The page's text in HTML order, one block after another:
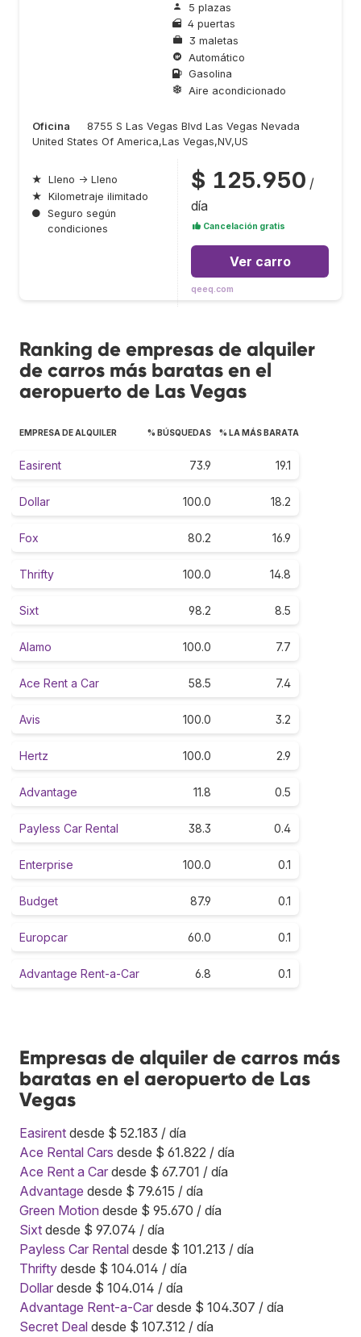
5 plazas
4 puertas
3 maletas
Automático
Gasolina
Aire acondicionado
Oficina
8755 S Las Vegas Blvd Las Vegas Nevada
United States Of America,Las Vegas,NV,US
★ Lleno → Lleno
★ Kilometraje ilimitado
● Seguro según
condiciones
$ 125.950 /
día
Cancelación gratis
Ver carro
qeeq.com
Ranking de empresas de alquiler
de carros más baratas en el
aeropuerto de Las Vegas
EMPRESA DE ALQUILER % BÚSQUEDAS % LA MÁS BARATA
Easirent 73.9 19.1
Dollar 100.0 18.2
Fox 80.2 16.9
Thrifty 100.0 14.8
Sixt 98.2 8.5
Alamo 100.0 7.7
Ace Rent a Car 58.5 7.4
Avis 100.0 3.2
Hertz 100.0 2.9
Advantage 11.8 0.5
Payless Car Rental 38.3 0.4
Enterprise 100.0 0.1
Budget 87.9 0.1
Europcar 60.0 0.1
Advantage Rent-a-Car 6.8 0.1
Empresas de alquiler de carros más
baratas en el aeropuerto de Las
Vegas
Easirent desde $ 52.183 / día
Ace Rental Cars desde $ 61.822 / día
Ace Rent a Car desde $ 67.701 / día
Advantage desde $ 79.615 / día
Green Motion desde $ 95.670 / día
Sixt desde $ 97.074 / día
Payless Car Rental desde $ 101.213 / día
Thrifty desde $ 104.014 / día
Dollar desde $ 104.014 / día
Advantage Rent-a-Car desde $ 104.307 / día
Secret Deal desde $ 107.312 / día